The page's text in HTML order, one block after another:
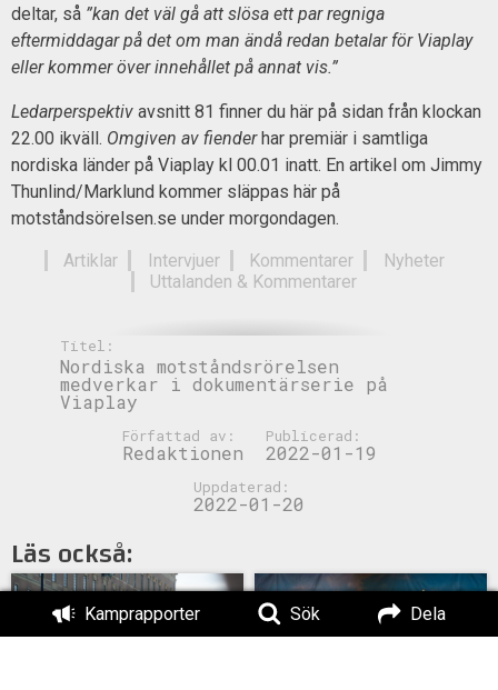
Kamprapporter Sök Dela
deltar, så ”kan det väl gå att slösa ett par regniga
eftermiddagar på det om man ändå redan betalar för Viaplay
eller kommer över innehållet på annat vis.”
Ledarperspektiv avsnitt 81 finner du här på sidan från klockan
22.00 ikväll. Omgiven av fienderhar premiär i samtliga
nordiska länder på Viaplay kl 00.01 inatt. En artikel om Jimmy
Thunlind/Marklund kommer släppas här på
motståndsörelsen.se under morgondagen.
Artiklar
Intervjuer Kommentarer
Nyheter
Uttalanden & Kommentarer
Titel:
Nordiska motståndsrörelsen
medverkar i dokumentärserie på
Viaplay
Författad av:
Redaktionen
Publicerad:
2022-01-19
Uppdaterad:
2022-01-20
Läs också: